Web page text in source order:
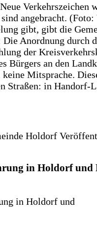
Verkehrszeichen
angebracht.
gibt, gibt die
Anordnung durch
der
Bürgers an den
Mitsprache.
Straßen: in Handorf-
Holdorf
in Holdorf